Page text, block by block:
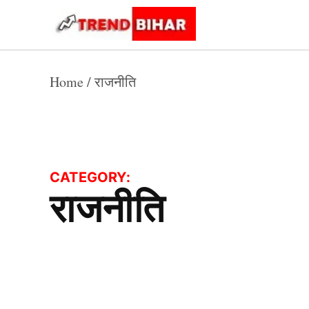
content
Bihar
Home /राजनीति
CATEGORY:
राजनीति